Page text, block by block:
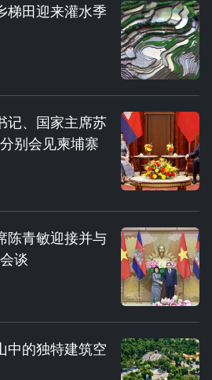
梯田迎来灌水季
记、国家主席苏
别会见柬埔寨
陈青敏迎接并与
谈
中的独特建筑空